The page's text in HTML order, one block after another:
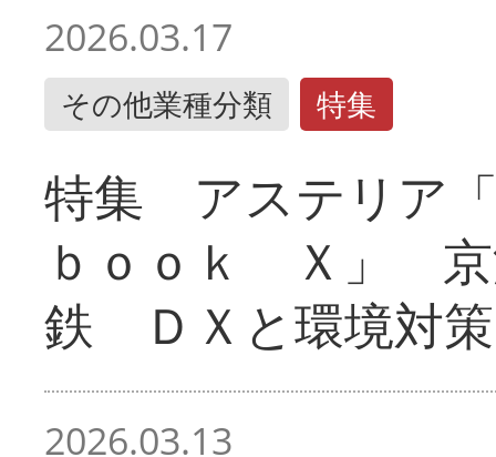
2026.03.17
その他業種分類 特集
特集 アステリア
ｂｏｏｋ Ｘ」 京
鉄 ＤＸと環境対策
2026.03.13